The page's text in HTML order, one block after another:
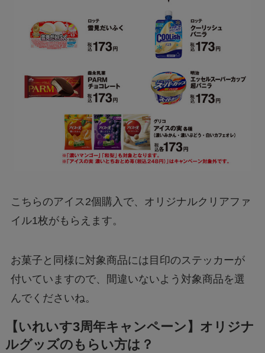
こちらのアイス2個購入で、オリジナルクリアファ
イル1枚がもらえます。
お菓子と同様に対象商品には目印のステッカーが
付いていますので、間違いないよう対象商品を選
んでくださいね。
【いれいす3周年キャンペーン】オリジナ
ルグッズのもらい方は？